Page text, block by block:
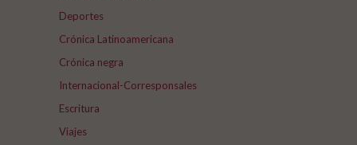
Deportes
Crónica Latinoamericana
Crónica negra
Internacional-Corresponsales
Escritura
Viajes